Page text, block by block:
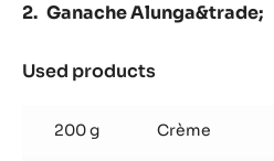
Ganache Alunga&trade;
Used products
Alunga&trade;
200 g Crème